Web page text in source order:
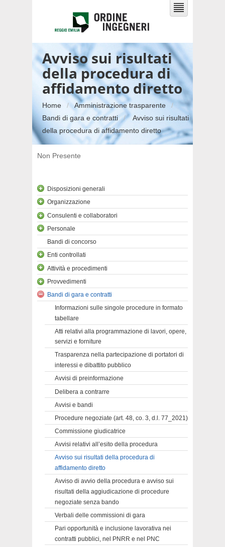
Avviso sui risultati
della procedura di
affidamento diretto
Home
Amministrazione trasparente
Bandi di gara e contratti
Avviso sui risultati
della procedura di affidamento diretto
Non Presente
Disposizioni generali
Organizzazione
Consulenti e collaboratori
Personale
Bandi di concorso
Enti controllati
Attività e procedimenti
Provvedimenti
Bandi di gara e contratti
Informazioni sulle singole procedure in formato
tabellare
Atti relativi alla programmazione di lavori, opere,
servizi e forniture
Trasparenza nella partecipazione di portatori di
interessi e dibattito pubblico
Avvisi di preinformazione
Delibera a contrarre
Avvisi e bandi
Procedure negoziate (art. 48, co. 3, d.l. 77_2021)
Commissione giudicatrice
Avvisi relativi all’esito della procedura
Avviso sui risultati della procedura di
affidamento diretto
Avviso di avvio della procedura e avviso sui
risultati della aggiudicazione di procedure
negoziate senza bando
Verbali delle commissioni di gara
Pari opportunità e inclusione lavorativa nei
contratti pubblici, nel PNRR e nel PNC